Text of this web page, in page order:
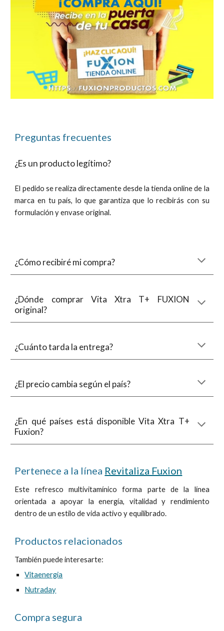
Preguntas frecuentes
¿Es un productolegítimo?
El pedido se realiza directamente desde la tienda online de la
marca en tu país, lo que garantiza que lo recibirás con su
formulación y envase original.
¿Cómo recibiré mi compra?
¿Dónde comprar Vita Xtra T+ FUXION
original?
¿Cuánto tarda la entrega?
¿El precio cambia según el país?
¿En qué países está disponible Vita Xtra T+
Fuxion?
Pertenece a la línea Revitaliza Fuxion
Este refresco multivitamínico forma parte de la línea
orientada a apoyar la energía, vitalidad y rendimiento
dentro de un estilo de vida activo y equilibrado.
Productos relacionados
También puede interesarte:
Vitaenergia
Nutraday
Compra segura